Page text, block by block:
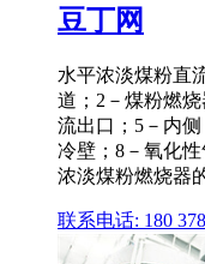
豆丁网
水平浓淡煤粉直
道；2－煤粉燃
流出口；5－内
冷壁；8－氧化
浓淡煤粉燃烧器
联系电话: 180